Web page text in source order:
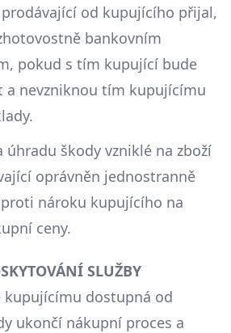
od kupujícího přijal,
bankovním
pokud s tím kupující bude
a nevzniknou tím kupujícímu
úhradu škody vzniklé na zboží
oprávněn jednostranně
nároku kupujícího na
ceny.
SLUŽBY
kupujícímu dostupná od
ukončí nákupní proces a